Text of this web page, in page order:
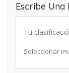
Escribe Una
Tu
Seleccionar